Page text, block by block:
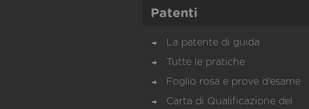
Patenti
La patente di guida
Tutte le pratiche
Foglio rosa e prove d’esame
Carta di Qualificazione del